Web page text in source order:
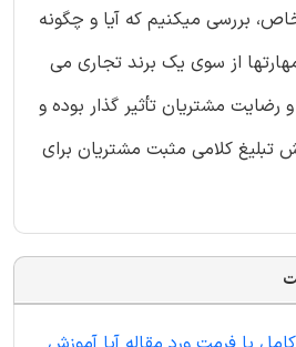
بررسی میکنیم که آیا و چگونه
از سوی یک برند تجاری می
مشتریان تأثیر گذار بوده و
تبلیغ کلامی مثبت مشتریان برای